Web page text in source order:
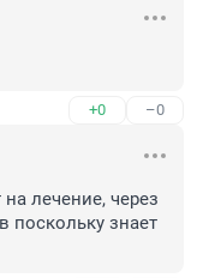
+0 –0
лечение, через
поскольку знает